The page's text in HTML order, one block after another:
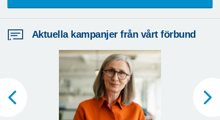
Aktuella kampanjer från vårt förbund